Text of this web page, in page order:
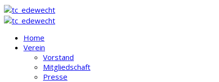
Home
Verein
Vorstand
Mitgliedschaft
Presse